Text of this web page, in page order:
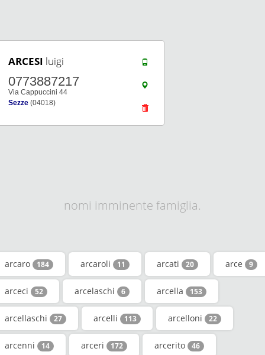
ARCESI luigi
0773887217
Via Cappuccini 44
Sezze (04018)
nomi imminente famiglia.
arcaro 184 arcaroli 11 arcati 20 arce 9
arceci 52 arcelaschi 6 arcella 153
arcellaschi 27 arcelli 113 arcelloni 22
arcenni 14 arceri 172 arcerito 46